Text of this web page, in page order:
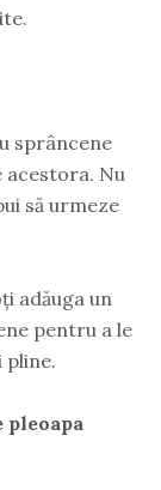
sprâncene
acestora. Nu
să urmeze
adăuga un
pentru a le
pline.
pleoapa